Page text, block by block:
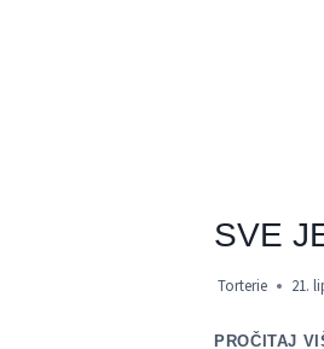
SVE
Torterie 21.
PROČITAJ